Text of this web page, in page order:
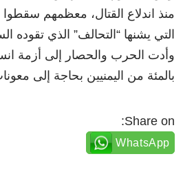
منذ اندلاع القتال، معظمهم سقطوا
التي يشنها “التحالف” الذي تقوده
بالمئة من اليمنيين بحاجة إلى
Share on:
WhatsApp